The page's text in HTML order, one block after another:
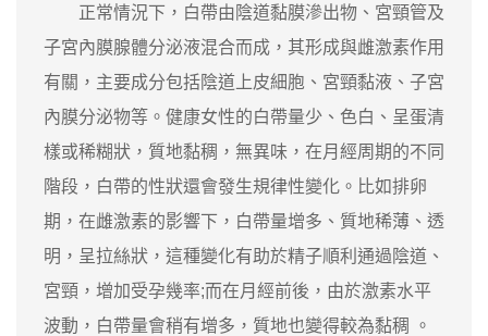
正常情況下，白帶由陰道黏膜滲出物、宮頸管及
子宮內膜腺體分泌液混合而成，其形成與雌激素作用
有關，主要成分包括陰道上皮細胞、宮頸黏液、子宮
內膜分泌物等。健康女性的白帶量少、色白、呈蛋清
樣或稀糊狀，質地黏稠，無異味，在月經周期的不同
階段，白帶的性狀還會發生規律性變化。比如排卵
期，在雌激素的影響下，白帶量增多、質地稀薄、透
明，呈拉絲狀，這種變化有助於精子順利通過陰道、
宮頸，增加受孕幾率;而在月經前後，由於激素水平
波動，白帶量會稍有增多，質地也變得較為黏稠 。